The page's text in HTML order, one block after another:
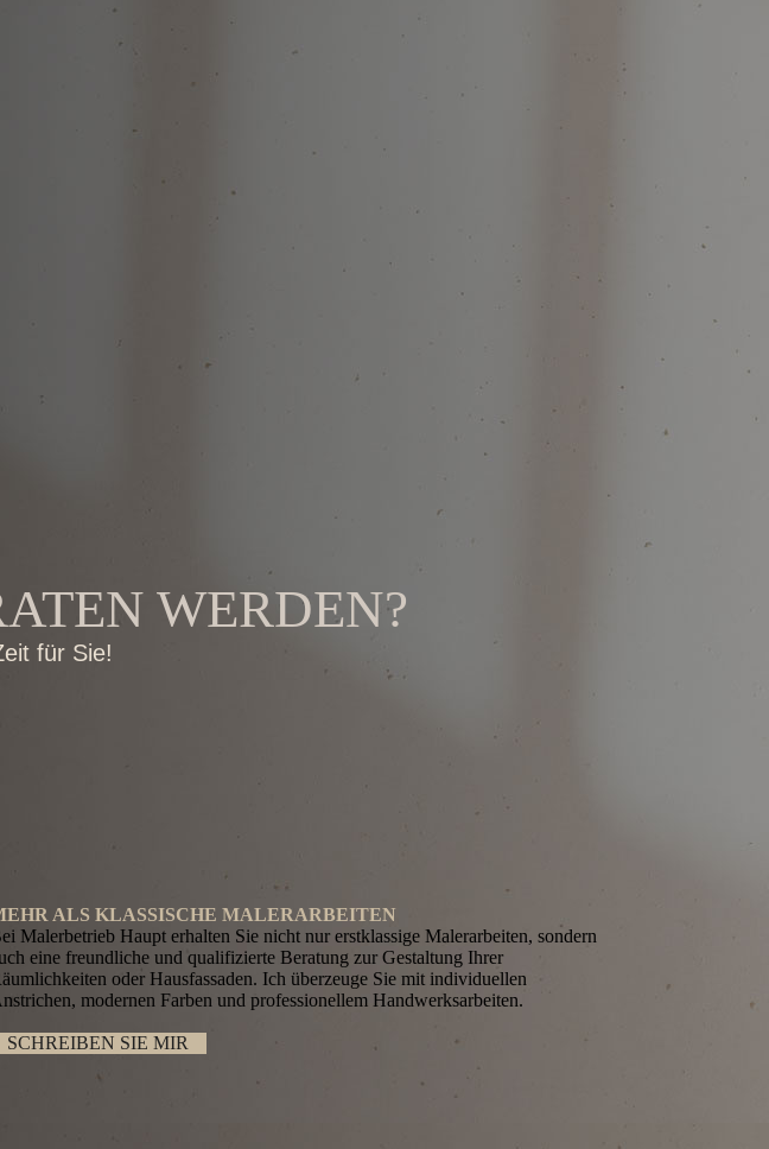
WERDEN?
für Sie!
ALS KLASSISCHE MALERARBEITEN
Malerbetrieb Haupt erhalten Sie nicht nur erstklassige Malerarbeiten, sondern
eine freundliche und qualifizierte Beratung zur Gestaltung Ihrer
oder Hausfassaden. Ich überzeuge Sie mit individuellen
modernen Farben und professionellem Hand­werks­arbeiten.
SCHREI­BEN SIE MIR